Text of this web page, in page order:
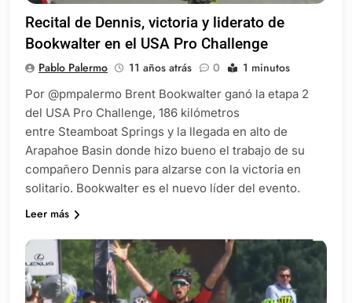
Recital de Dennis, victoria y liderato de
Bookwalter en el USA Pro Challenge
Pablo Palermo 11 años atrás 0 1 minutos
Por @pmpalermo Brent Bookwalter ganó la etapa 2
del USA Pro Challenge, 186 kilómetros
entre Steamboat Springs y la llegada en alto de
Arapahoe Basin donde hizo bueno el trabajo de su
compañero Dennis para alzarse con la victoria en
solitario. Bookwalter es el nuevo líder del evento.
Leer más